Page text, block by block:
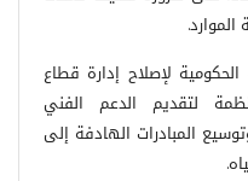
.
لإصلاح إدارة قطاع
لتقديم الدعم الفني
المبادرات الهادفة إلى
.